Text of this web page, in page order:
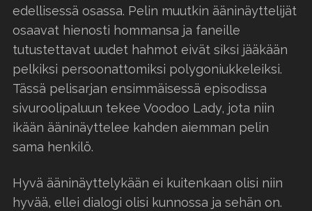
edellisessä osassa. Pelin muutkin ääninäyttelijät
osaavat hienosti hommansa ja faneille
tutustettavat uudet hahmot eivät siksi jääkään
pelkiksi persoonattomiksi polygoniukkeleiksi.
Tässä pelisarjan ensimmäisessä episodissa
sivuroolipaluun tekee Voodoo Lady, jota niin
ikään ääninäyttelee kahden aiemman pelin
sama henkilö.
Hyvä ääninäyttelykään ei kuitenkaan olisi niin
hyvää, ellei dialogi olisi kunnossa ja sehän on.